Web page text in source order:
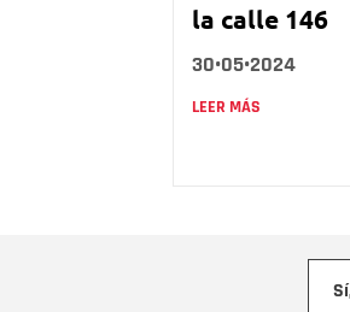
la calle 146
30•05•2024
LEER MÁS